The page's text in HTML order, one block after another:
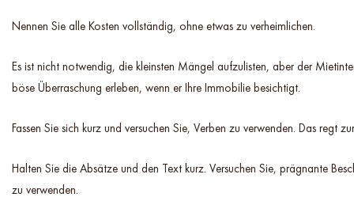
Nennen Sie alle Kosten vollständig, ohne etwas zu verheimlichen.
Es ist nicht notwendig, die kleinsten Mängel aufzulisten, aber der
böse Überraschung erleben, wenn er Ihre Immobilie besichtigt.
Fassen Sie sich kurz und versuchen Sie, Verben zu verwenden. Das regt
Halten Sie die Absätze und den Text kurz. Versuchen Sie, prägnante
zu verwenden.